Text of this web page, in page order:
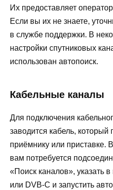
Их предоставляет
Если вы их не знаете,
в службе поддержки. В
настройки спутниковых
использован автопоиск.
Кабельные каналы
Для подключения
заводится кабель, который
приёмнику или приставке.
вам потребуется
«Поиск каналов», указать в
или DVB-C и запустить